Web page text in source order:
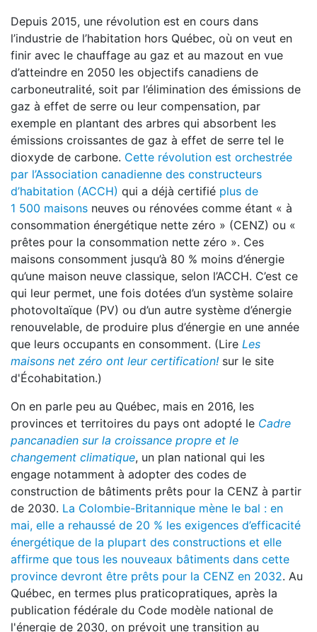
Depuis 2015, une révolution est en cours dans
l’industrie de l’habitation hors Québec, où on veut en
finir avec le chauffage au gaz et au mazout en vue
d’atteindre en 2050 les objectifs canadiens de
carboneutralité, soit par l’élimination des émissions de
gaz à effet de serre ou leur compensation, par
exemple en plantant des arbres qui absorbent les
émissions croissantes de gaz à effet de serre tel le
dioxyde de carbone. Cette révolution est orchestrée
par l’Association canadienne des constructeurs
d’habitation (ACCH) qui a déjà certifié plus de
1 500 maisons neuves ou rénovées comme étant « à
consommation énergétique nette zéro » (CENZ) ou «
prêtes pour la consommation nette zéro ». Ces
maisons consomment jusqu’à 80 % moins d’énergie
qu’une maison neuve classique, selon l’ACCH. C’est ce
qui leur permet, une fois dotées d’un système solaire
photovoltaïque (PV) ou d’un autre système d’énergie
renouvelable, de produire plus d’énergie en une année
que leurs occupants en consomment. (Lire Les
maisons net zéro ont leur certification! sur le site
d'Écohabitation.)
On en parle peu au Québec, mais en 2016, les
provinces et territoires du pays ont adopté le Cadre
pancanadien sur la croissance propre et le
changement climatique, un plan national qui les
engage notamment à adopter des codes de
construction de bâtiments prêts pour la CENZ à partir
de 2030. La Colombie-Britannique mène le bal : en
mai, elle a rehaussé de 20 % les exigences d’efficacité
énergétique de la plupart des constructions et elle
affirme que tous les nouveaux bâtiments dans cette
province devront être prêts pour la CENZ en 2032. Au
Québec, en termes plus praticopratiques, après la
publication fédérale du Code modèle national de
l'énergie de 2030, on prévoit une transition au